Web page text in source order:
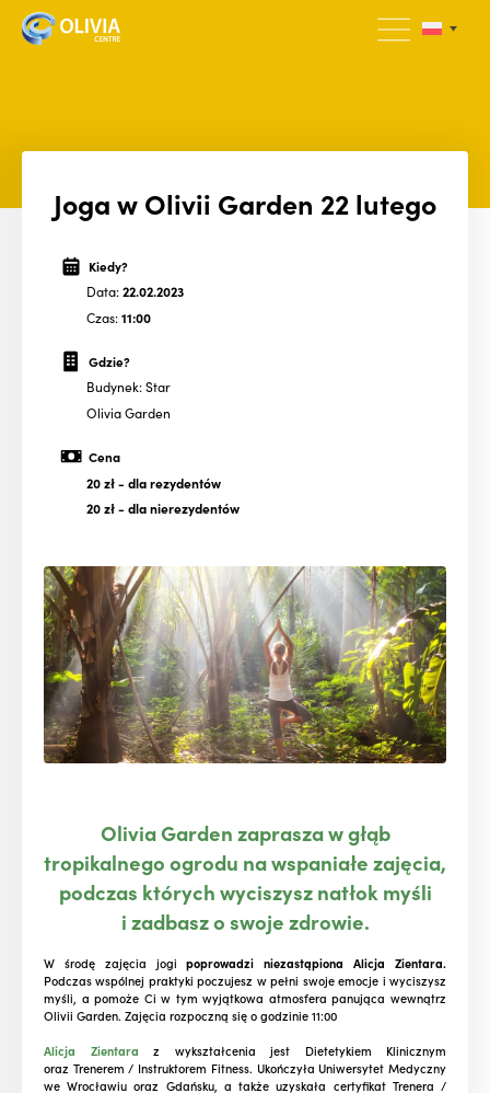
Joga w Olivii Garden 22 lutego
Kiedy?
Data:22.02.2023
Czas:11:00
Gdzie?
Budynek: Star
Olivia Garden
Cena
20 zł- dla rezydentów
20 zł- dla nierezydentów
Olivia Garden zaprasza w głąb
tropikalnego ogrodu na wspaniałe zajęcia,
podczas których wyciszysz natłok myśli
i zadbasz o swoje zdrowie.
W środę zajęcia jogi poprowadzi niezastąpiona Alicja Zientara.
Podczas wspólnej praktyki poczujesz w pełni swoje emocje i wyciszysz
myśli, a pomoże Ci w tym wyjątkowa atmosfera panująca wewnątrz
Olivii Garden. Zajęcia rozpoczną się o godzinie 11:00
Alicja Zientara z wykształcenia jest Dietetykiem Klinicznym
oraz Trenerem / Instruktorem Fitness. Ukończyła Uniwersytet Medyczny
we Wrocławiu oraz Gdańsku, a także uzyskała certyfikat Trenera /